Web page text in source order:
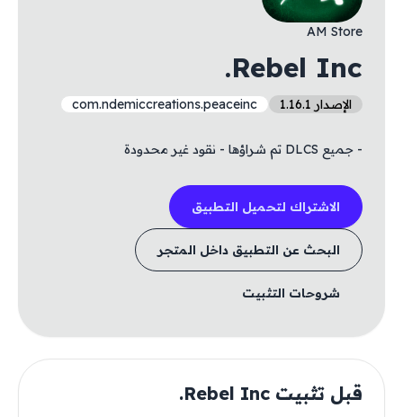
AM Store
Rebel Inc.
الإصدار 1.16.1 com.ndemiccreations.peaceinc
- جميع DLCS تم شراؤها - نقود غير محدودة
الاشتراك لتحميل التطبيق
البحث عن التطبيق داخل المتجر
شروحات التثبيت
قبل تثبيت Rebel Inc.